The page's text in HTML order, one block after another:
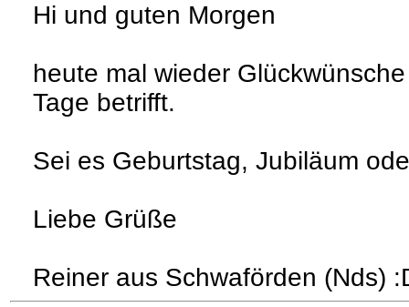
Hi und guten Morgen
heute mal wieder
Tage betrifft.
Sei es Geburtstag, Jubiläum
Liebe Grüße
Reiner aus Schwaförden (Nds)